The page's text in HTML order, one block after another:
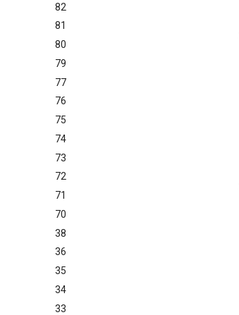
82
81
80
79
77
76
75
74
73
72
71
70
38
36
35
34
33